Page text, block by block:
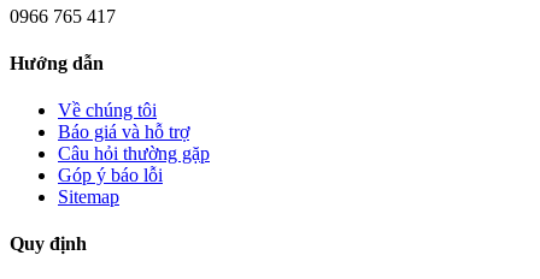
0966 765 417
Hướng dẫn
Về chúng tôi
Báo giá và hỗ trợ
Câu hỏi thường gặp
Góp ý báo lỗi
Sitemap
Quy định